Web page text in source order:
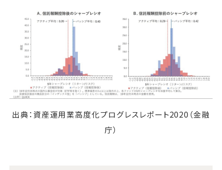
出典：資産運用業高度化プログレスレポート2020（金融
庁）